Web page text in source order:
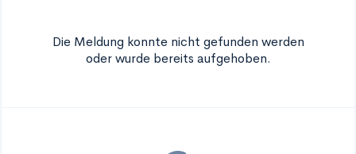
Die Meldung konnte nicht gefunden werden
oder wurde bereits aufgehoben.